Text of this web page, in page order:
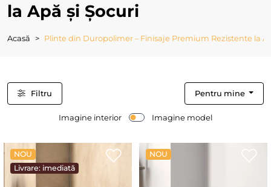
la Apă și Șocuri
Acasă Plinte din Duropolimer – Finisaje Premium Rezistente la
Filtru Pentru mine
Imagine interior Imagine model
NOU
Livrare: imediată
NOU